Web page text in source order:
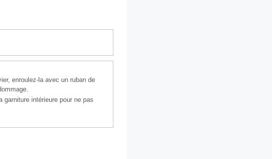
enroulez-la avec un ruban de
intérieure pour ne pas